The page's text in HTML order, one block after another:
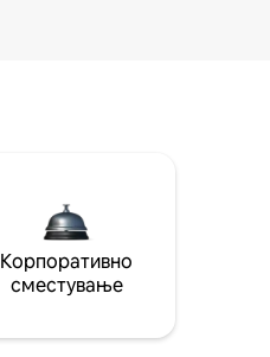
Корпоративно
сместување